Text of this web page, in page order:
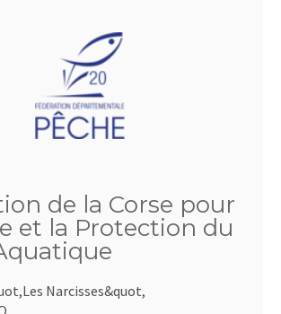
de la Corse pour
et la Protection du
Narcisses&quot,